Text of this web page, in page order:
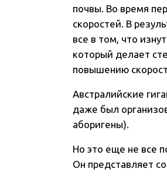
почвы. Во время
скоростей. В
все в том, что
который делает
повышению
Австралийские
даже был
аборигены).
Но это еще не все
Он представляет